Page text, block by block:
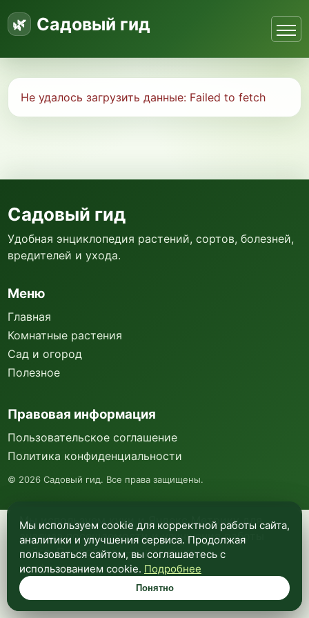
Садовый гид
Не удалось загрузить данные: Failed to fetch
Мы используем куки и Яндекс Метрику для
анализа посещаемости и улучшения работы
сайта. Подробнее —в политике
конфиденциальности.
Понятно
Садовый гид
Удобная энциклопедия растений, сортов, болезней,
вредителей и ухода.
Меню
Главная
Комнатные растения
Сад и огород
Полезное
Правовая информация
Пользовательское соглашение
Политика конфиденциальности
© 2026 Садовый гид. Все права защищены.
Мы используем cookie для корректной работы сайта,
аналитики и улучшения сервиса. Продолжая
пользоваться сайтом, вы соглашаетесь с
использованием cookie. Подробнее
Понятно